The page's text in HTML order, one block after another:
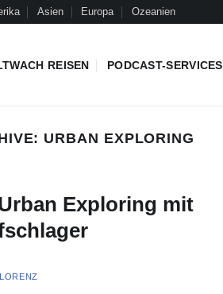
Asien Europa Ozeanien
REISEN PODCAST-SERVICES
URBAN EXPLORING
Exploring mit